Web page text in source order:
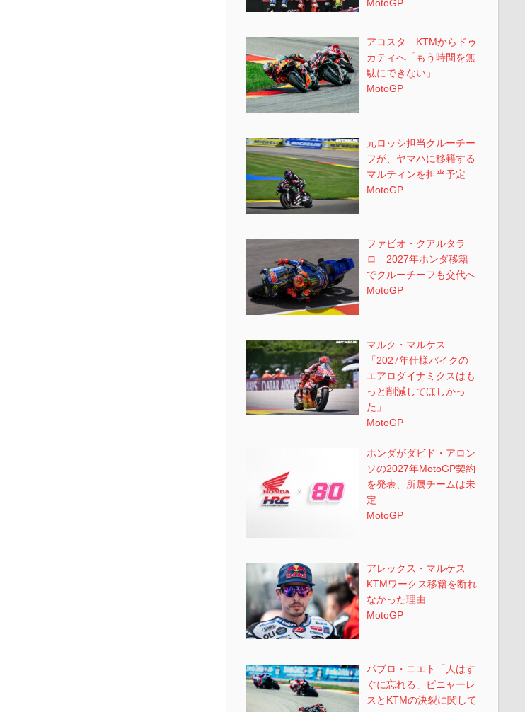
MotoGP
アコスタ KTMからドゥ
カティへ「もう時間を無
駄にできない」
MotoGP
元ロッシ担当クルーチー
フが、ヤマハに移籍する
マルティンを担当予定
MotoGP
ファビオ・クアルタラ
ロ 2027年ホンダ移籍
でクルーチーフも交代へ
MotoGP
マルク・マルケス
「2027年仕様バイクの
エアロダイナミクスはも
っと削減してほしかっ
た」
MotoGP
ホンダがダビド・アロン
ソの2027年MotoGP契約
を発表、所属チームは未
定
MotoGP
アレックス・マルケス
KTMワークス移籍を断れ
なかった理由
MotoGP
パブロ・ニエト「人はす
ぐに忘れる」ビニャーレ
スとKTMの決裂に関して